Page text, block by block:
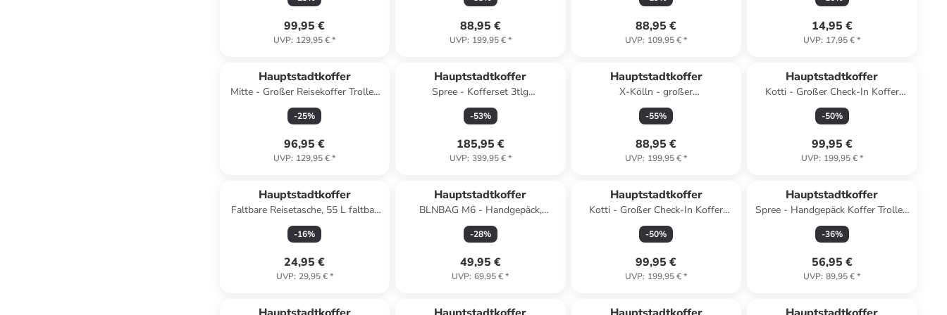
99,95 €
UVP: 129,95 €*
88,95 €
UVP: 199,95 €*
88,95 €
UVP: 109,95 €*
14,95 €
UVP: 17,95 €*
Hauptstadtkoffer
Mitte - Großer Reisekoffer Trolley
77cm XXL Erweiterung TSA 130L
in Pool blau
-25%
96,95 €
UVP: 129,95 €*
Hauptstadtkoffer
Spree - Kofferset 3tlg
Hartschalenkoffer Reisekoffer
Erweiterung in Lemon
-53%
185,95 €
UVP: 399,95 €*
Hauptstadtkoffer
X-Kölln - großer
Hartschalenkkoffer Erweiterung
TSA 76cm 120L in Graphit
-55%
88,95 €
UVP: 199,95 €*
Hauptstadtkoffer
Kotti - Großer Check-In Koffer
Trolley Aufgabegepäck TSA 4,5 kg
116 L in Rose
-50%
99,95 €
UVP: 199,95 €*
Hauptstadtkoffer
Faltbare Reisetasche, 55 L faltbar
wasserfest RipStop-Stoff in
Orange
-16%
24,95 €
UVP: 29,95 €*
Hauptstadtkoffer
BLNBAG M6 - Handgepäck,
Bordgepäck-Rucksack, 55x40x20
cm, 44 Liter in Schwarz
-28%
49,95 €
UVP: 69,95 €*
Hauptstadtkoffer
Kotti - Großer Check-In Koffer
Trolley Aufgabegepäck TSA 4,5 kg
116 L in Mint
-50%
99,95 €
UVP: 199,95 €*
Hauptstadtkoffer
Spree - Handgepäck Koffer Trolley,
55 x 35 x 20 cm, 33 Liter in
Avocado
-36%
56,95 €
UVP: 89,95 €*